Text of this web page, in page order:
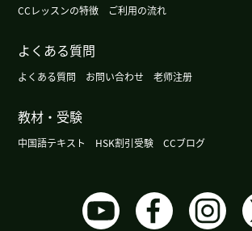
空海还在，不死。有时间，你也去高野
代 男性 )
起了在厦门度过的时光，感到非常开心
再见。
我也想去天涯海角看看浪漫的风景。谢
( 女性 )
CCレッスンの特徴 ご利用の流れ
よくある質問
よくある質問 お問い合わせ 老师注册
教材・受験
中国語テキスト HSK割引受験 CCブログ